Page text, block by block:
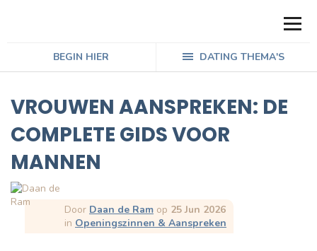
BEGIN HIER DATING THEMA'S
VROUWEN AANSPREKEN: DE
COMPLETE GIDS VOOR
MANNEN
Door Daan de Ram op 25 Jun 2026
in Openingszinnen & Aanspreken